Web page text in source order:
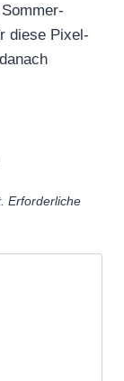
diese Pixel-
Erforderliche